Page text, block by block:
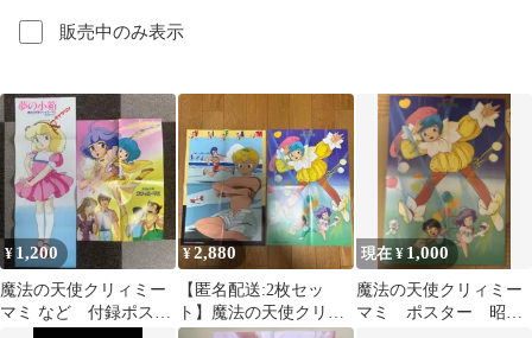
販売中のみ表示
¥ 1,200
魔法の天使クリィミー
マミ など 付録ポスタ
¥2,880
【匿名配送:2枚セッ
ト】魔法の天使クリィ
現在 ¥1,000
魔法の天使クリィミー
マミ ポスター 昭